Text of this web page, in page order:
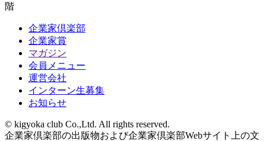
階
企業家倶楽部
企業家賞
マガジン
会員メニュー
運営会社
インターン生募集
お知らせ
© kigyoka club Co.,Ltd. All rights reserved.
企業家倶楽部の出版物および企業家倶楽部Webサイト上の文